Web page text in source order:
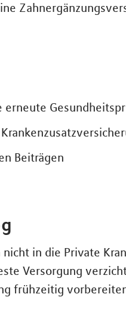
erneute
Beiträgen
nicht in die Private
Versorgung
frühzeitig